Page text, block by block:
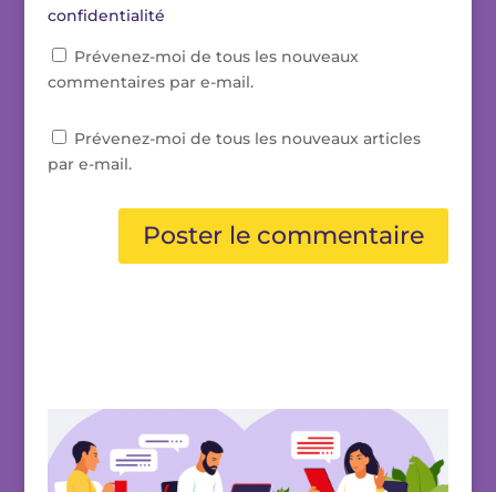
confidentialité
Prévenez-moi de tous les nouveaux
commentaires par e-mail.
Prévenez-moi de tous les nouveaux articles
par e-mail.